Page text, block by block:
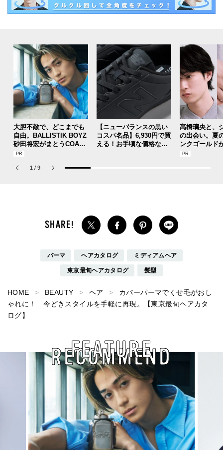
大胆不敵で、どこまでも
自由。BALLISTIK BOYZ
砂田将宏がまとうCOACH
の新作フレグランス「コ
パルファム」
【ニューバランスの黒い
コスパ名品】6,930円で買
える！お手頃な価格なオ
高橋璃央と、
の出会い。夏
ンクゴールド
SUMMER
1 / 9
パーマ ヘアカタログ ミディアムヘア
東京最旬ヘアカタログ 髪型
HOME BEAUTY ヘア
カバーパーマでくせ毛がおし
ゃれに！ 今どきスタイルを手軽に再現。【東京最旬ヘアカタ
ログ】
RECOMMEND
FEATURE